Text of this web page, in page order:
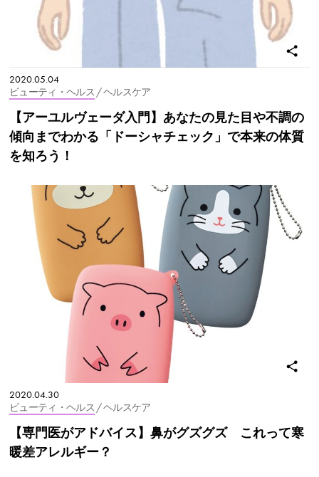
2020.05.04
ビューティ・ヘルス / ヘルスケア
【アーユルヴェーダ入門】あなたの見た目や不調の
傾向までわかる「ドーシャチェック」で本来の体質
を知ろう！
2020.04.30
ビューティ・ヘルス / ヘルスケア
【専門医がアドバイス】鼻がグズグズ これって寒
暖差アレルギー？